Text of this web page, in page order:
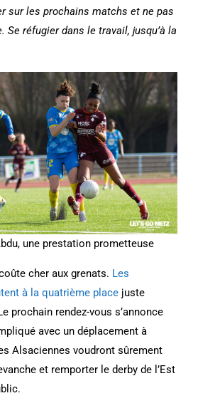
sur les prochains matchs et ne pas
Se réfugier dans le travail, jusqu’à la
une prestation prometteuse
cher aux grenats. Les
à la quatrième placejuste
prochain rendez-vous s’annonce
avec un déplacement à
Alsaciennes voudront sûrement
et remporter le derby de l’Est